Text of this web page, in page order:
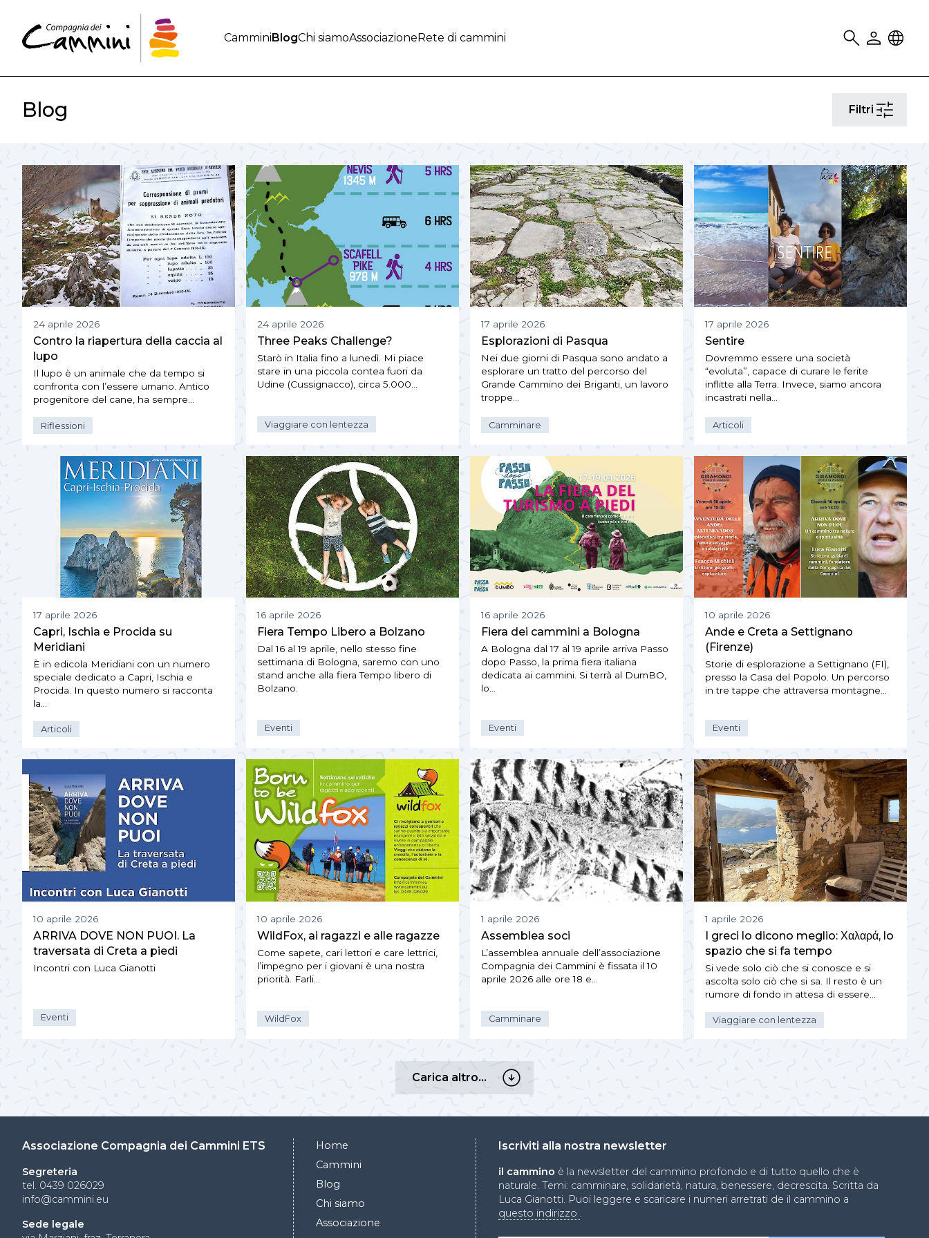
CamminiBlogChi siamoAssociazioneRete di cammini SearchUser Locale
Blog Filtri Filtri
24 aprile 2026
Contro la riapertura della caccia al
lupo
Il lupo è un animale che da tempo si
confronta con l’essere umano. Antico
progenitore del cane, ha sempre…
Riflessioni
24 aprile 2026
Three Peaks Challenge?
Starò in Italia fino a lunedì. Mi piace
stare in una piccola contea fuori da
Udine (Cussignacco), circa 5.000…
Viaggiare con lentezza
17 aprile 2026
Esplorazioni di Pasqua
Nei due giorni di Pasqua sono andato a
esplorare un tratto del percorso del
Grande Cammino dei Briganti, un lavoro
troppe…
Camminare
17 aprile 2026
Sentire
Dovremmo essere una società
“evoluta”, capace di curare le ferite
inflitte alla Terra. Invece, siamo ancora
incastrati nella…
Articoli
17 aprile 2026
Capri, Ischia e Procida su
Meridiani
È in edicola Meridiani con un numero
speciale dedicato a Capri, Ischia e
Procida. In questo numero si racconta
la…
Articoli
16 aprile 2026
Fiera Tempo Libero a Bolzano
Dal 16 al 19 aprile, nello stesso fine
settimana di Bologna, saremo con uno
stand anche alla fiera Tempo libero di
Bolzano.
Eventi
16 aprile 2026
Fiera dei cammini a Bologna
A Bologna dal 17 al 19 aprile arriva Passo
dopo Passo, la prima fiera italiana
dedicata ai cammini. Si terrà al DumBO,
lo…
Eventi
10 aprile 2026
Ande e Creta a Settignano
(Firenze)
Storie di esplorazione a Settignano (FI),
presso la Casa del Popolo. Un percorso
in tre tappe che attraversa montagne…
Eventi
10 aprile 2026
ARRIVA DOVE NON PUOI. La
traversata di Creta a piedi
Incontri con Luca Gianotti
Eventi
10 aprile 2026
WildFox, ai ragazzi e alle ragazze
Come sapete, cari lettori e care lettrici,
l’impegno per i giovani è una nostra
priorità. Farli…
WildFox
1 aprile 2026
Assemblea soci
L’assemblea annuale dell’associazione
Compagnia dei Cammini è fissata il 10
aprile 2026 alle ore 18 e…
Camminare
1 aprile 2026
I greci lo dicono meglio: Χαλαρά, lo
spazio che si fa tempo
Si vede solo ciò che si conosce e si
ascolta solo ciò che si sa. Il resto è un
rumore di fondo in attesa di essere…
Viaggiare con lentezza
Carica altro…
Carica
altro…
Associazione Compagnia dei Cammini ETS
Segreteria
tel. 0439 026029
info@cammini.eu
Sede legale
Home
Cammini
Blog
Chi siamo
Associazione
Iscriviti alla nostra newsletter
il cammino è la newsletter del cammino profondo e di tutto quello che è
naturale. Temi: camminare, solidarietà, natura, benessere, decrescita. Scritta da
Luca Gianotti. Puoi leggere e scaricare i numeri arretrati de il cammino a
questo indirizzo .